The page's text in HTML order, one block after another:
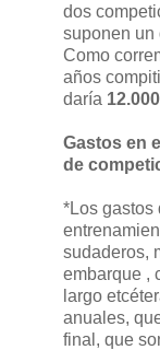
dos
suponen un
Como
años
daría
Gastos en
de
*Los gastos
sudaderos,
embarque ,
largo
anuales,
final, que